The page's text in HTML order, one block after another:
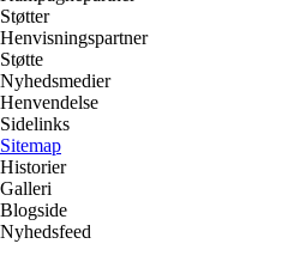
Støtter
Henvisningspartner
Støtte
Nyhedsmedier
Henvendelse
Sidelinks
Sitemap
Historier
Galleri
Blogside
Nyhedsfeed